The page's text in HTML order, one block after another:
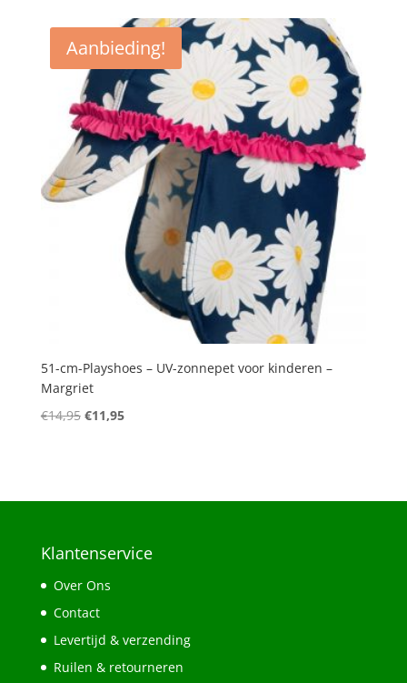
€14,95.€11,95.
Aanbieding!
51-cm-Playshoes – UV-zonnepet voor kinderen –
Margriet
€14,95 Oorspronkelijke
€11,95Huidige
Klantenservice
Over Ons
Contact
Levertijd & verzending
Ruilen & retourneren